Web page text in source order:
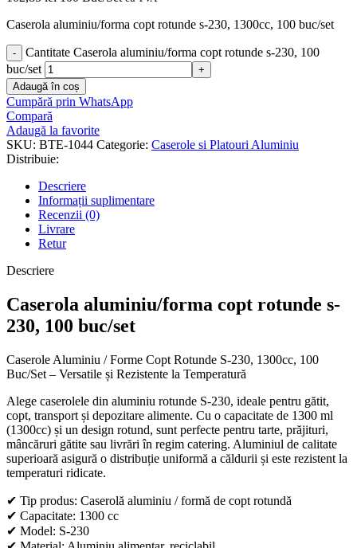
Caserola aluminiu/forma copt rotunde s-230, 1300cc, 100 buc/set
Cantitate Caserola aluminiu/forma copt rotunde s-230, 100
buc/set
Adaugă în coș
Cumpără prin WhatsApp
Compară
Adaugă la favorite
SKU: BTE-1044 Categorie: Caserole si Platouri Aluminiu
Distribuie:
Descriere
Informații suplimentare
Recenzii (0)
Livrare
Retur
Descriere
Caserola aluminiu/forma copt rotunde s-
230, 100 buc/set
Caserole Aluminiu / Forme Copt Rotunde S-230, 1300cc, 100
Buc/Set – Versatile și Rezistente la Temperatură
Alege caserolele din aluminiu rotunde S-230, ideale pentru gătit,
copt, transport și depozitare alimente. Cu o capacitate de 1300 ml
(1300cc) și un design rotund, sunt perfecte pentru tarte, prăjituri,
mâncăruri gătite sau livrări în regim catering. Aluminiul de calitate
superioară asigură o distribuție uniformă a căldurii și este rezistent la
temperaturi ridicate.
✔ Tip produs: Caserolă aluminiu / formă de copt rotundă
✔ Capacitate: 1300 cc
✔ Model: S-230